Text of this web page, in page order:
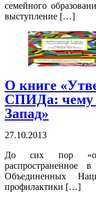
семейного
выступление […]
О книге
СПИДа: чему
Запад»
27.10.2013
До сих пор
Объединенных
профилактики […]